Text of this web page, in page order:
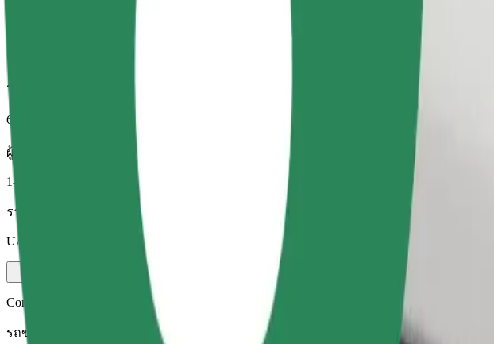
12 นาที
ระยะทางโดยประมาณ
6.2 กม.
ผู้โดยสาร
1-4
ราคาโดยประมาณ
UAH 118.20
Comfort
รถขนาดใหญ่ นั่งสบาย มีพื้นที่เก็บของมากขึ้น